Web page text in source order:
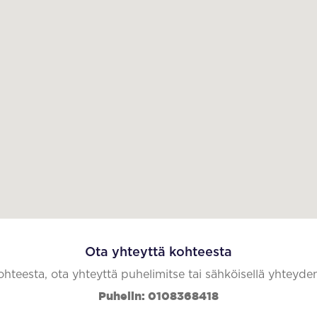
Ota yhteyttä kohteesta
ota yhteyttä puhelimitse tai sähköisellä
Puhelin: 0108368418